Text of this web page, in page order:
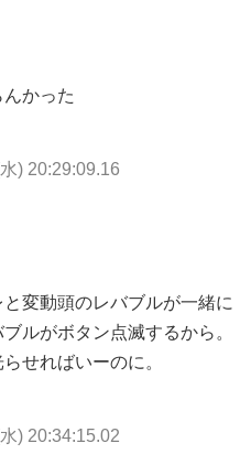
かった
) 20:29:09.16
変動頭のレバブルが一緒に
ルがボタン点滅するから。
せればいーのに。
) 20:34:15.02